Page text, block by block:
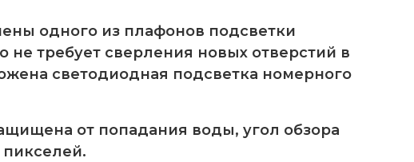
одного из плафонов подсветки
не требует сверления новых отверстий в
светодиодная подсветка номерного
от попадания воды, угол обзора
пикселей.